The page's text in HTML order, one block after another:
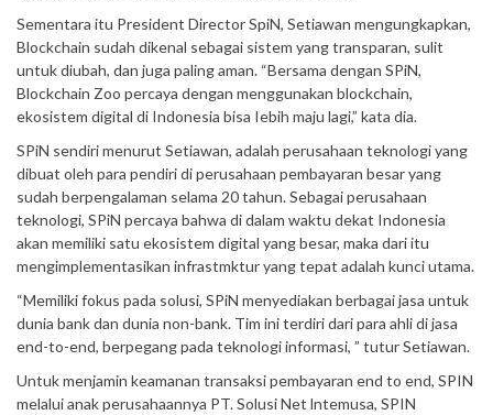
Sementara itu President Director SpiN, Setiawan mengungkapkan,
Blockchain sudah dikenal sebagai sistem yang transparan, sulit
untuk diubah, dan juga paling aman. “Bersama dengan SPiN,
Blockchain Zoo percaya dengan menggunakan blockchain,
ekosistem digital di Indonesia bisa Iebih maju lagi,” kata dia.
SPiN sendiri menurut Setiawan, adalah perusahaan teknologi yang
dibuat oleh para pendiri di perusahaan pembayaran besar yang
sudah berpengalaman selama 20 tahun. Sebagai perusahaan
teknologi, SPiN percaya bahwa di dalam waktu dekat Indonesia
akan memiliki satu ekosistem digital yang besar, maka dari itu
mengimplementasikan infrastmktur yang tepat adalah kunci utama.
“Memiliki fokus pada solusi, SPiN menyediakan berbagai jasa untuk
dunia bank dan dunia non-bank. Tim ini terdiri dari para ahli di jasa
end-to-end, berpegang pada teknologi informasi, ” tutur Setiawan.
Untuk menjamin keamanan transaksi pembayaran end to end, SPIN
melalui anak perusahaannya PT. Solusi Net lntemusa, SPIN